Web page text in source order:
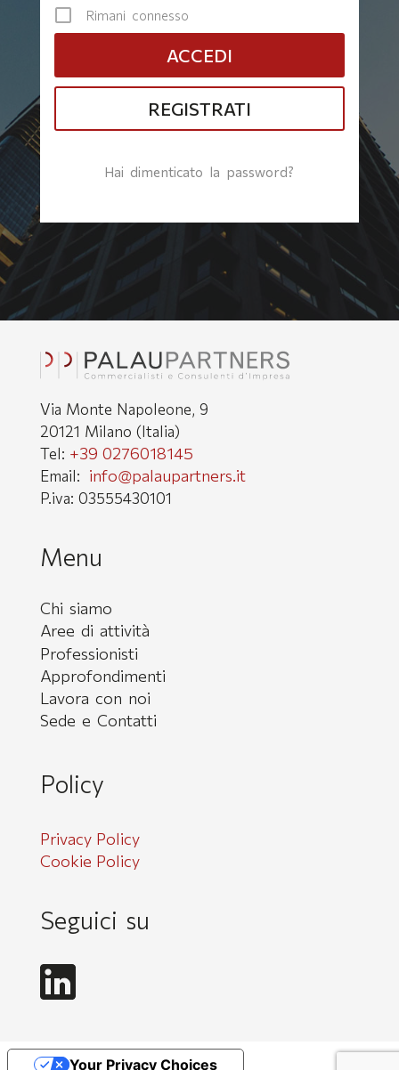
Rimani connesso
REGISTRATI
Hai dimenticato la password?
Via Monte Napoleone, 9
20121 Milano (Italia)
Tel: +39 0276018145
Email: info@palaupartners.it
P.iva: 03555430101
Menu
Chi siamo
Aree di attività
Professionisti
Approfondimenti
Lavora con noi
Sede e Contatti
Policy
Privacy Policy
Cookie Policy
Seguici su
Your Privacy Choices